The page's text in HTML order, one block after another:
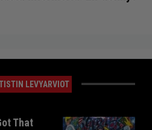
LEVYARVIOT
That